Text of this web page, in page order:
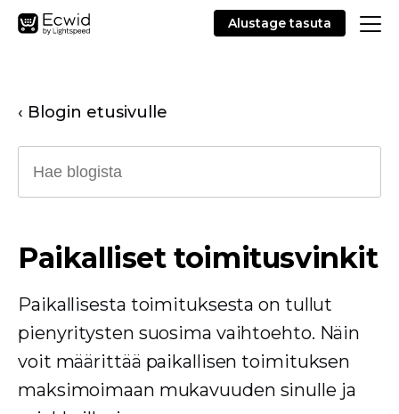
Alustage tasuta
‹ Blogin etusivulle
Paikalliset toimitusvinkit
Paikallisesta toimituksesta on tullut
pienyritysten suosima vaihtoehto. Näin
voit määrittää paikallisen toimituksen
maksimoimaan mukavuuden sinulle ja